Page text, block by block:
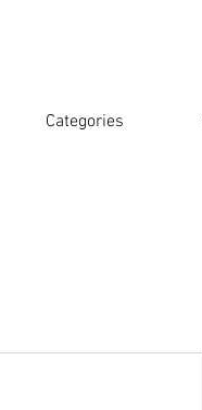
Categories